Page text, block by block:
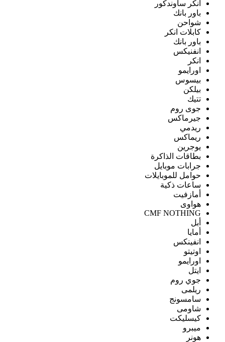
أنكر ساوندكور
باور بانك
شواحن
كابلات انكر
باور بانك
انفنيكس
انكر
اورايمو
بيسوس
بيلكن
تتيك
جوى روم
جيرماكس
ريدمي
ريماكس
يوجرين
بطاقات الذاكرة
جرابات موبايل
حوامل للموبايلات
ساعات ذكية
أمازفيت
هواوى
CMF NOTHING
أبل
أمايا
انفينكس
اوتيتو
اورايمو
ايتل
جوي روم
ريلمى
سامسونج
شاومى
كيسليكت
ميبرو
هونر